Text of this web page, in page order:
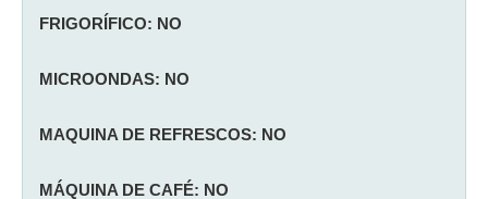
FRIGORÍFICO: NO
MICROONDAS: NO
MAQUINA DE REFRESCOS: NO
MÁQUINA DE CAFÉ: NO